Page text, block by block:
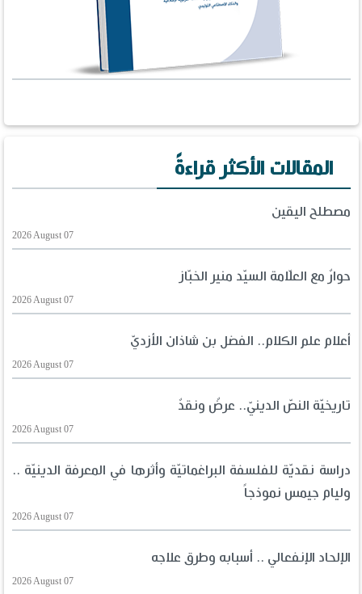
المقالات الأكثر قراءةً
مصطلح اليقين
2026 August 07
حوارٌ مع العلّامة السيّد منير الخبّاز
2026 August 07
أعلام علم الكلام.. الفضل بن شاذان الأزديّ
2026 August 07
تاريخيّة النصّ الدينيّ.. عرضٌ ونقدٌ
2026 August 07
دراسة نقديّة للفلسفة البراغماتيّة وأثرها في المعرفة الدينيّة ..
وليام جيمس نموذجاً
2026 August 07
الإلحاد الإنفعالي .. أسبابه وطرق علاجه
2026 August 07